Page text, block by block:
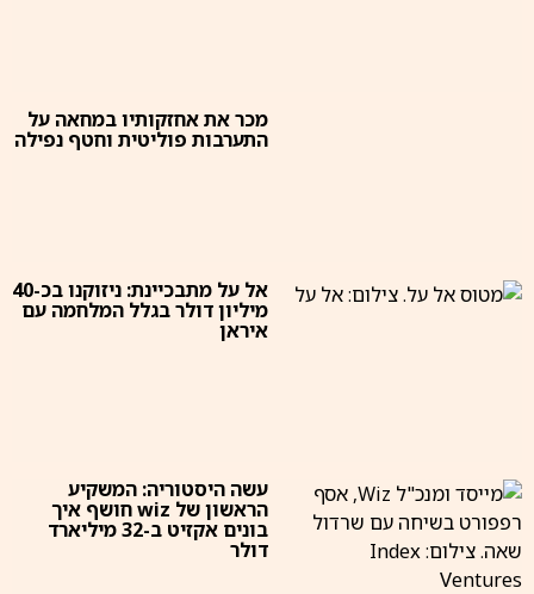
מכר את אחזקותיו במחאה על
התערבות פוליטית וחטף נפילה
אל על מתבכיינת: ניזוקנו בכ-40
מיליון דולר בגלל המלחמה עם
איראן
עשה היסטוריה: המשקיע
הראשון של wiz חושף איך
בונים אקזיט ב-32 מיליארד
דולר